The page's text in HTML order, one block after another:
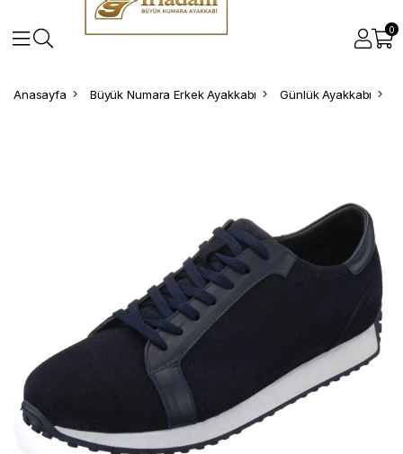
0
Anasayfa Büyük Numara Erkek Ayakkabı Günlük Ayakkabı